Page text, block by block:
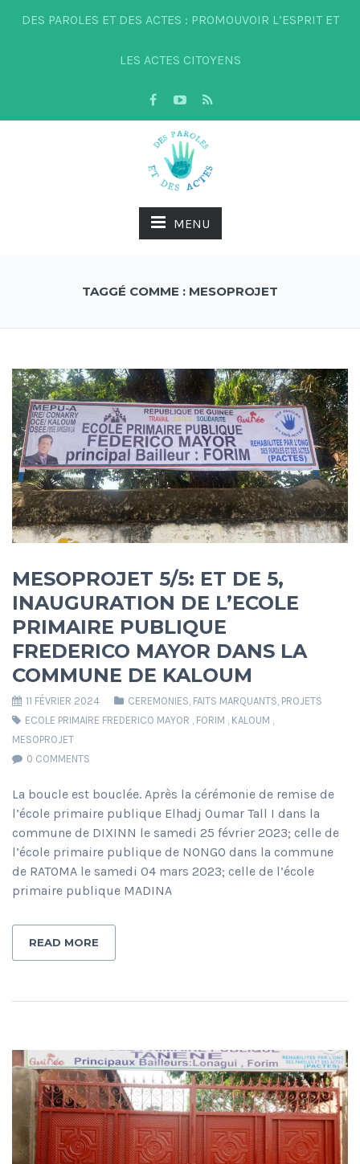
DES PAROLES ET DES ACTES : PROMOUVOIR L’ESPRIT ET
LES ACTES CITOYENS
MENU
TAGGÉ COMME : MESOPROJET
MESOPROJET 5/5: ET DE 5,
INAUGURATION DE L’ECOLE
PRIMAIRE PUBLIQUE
FREDERICO MAYOR DANS LA
COMMUNE DE KALOUM
11 FÉVRIER 2024 CEREMONIES, FAITS MARQUANTS, PROJETS
ECOLE PRIMAIRE FREDERICO MAYOR , FORIM , KALOUM ,
MESOPROJET
0 COMMENTS
La boucle est bouclée. Après la cérémonie de remise de
l’école primaire publique Elhadj Oumar Tall I dans la
commune de DIXINN le samedi 25 février 2023; celle de
l’école primaire publique de NONGO dans la commune
de RATOMA le samedi 04 mars 2023; celle de l’école
primaire publique MADINA
READ MORE